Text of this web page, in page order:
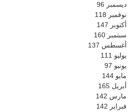
ديسمبر 96
نوفمبر 118
أكتوبر 147
سبتمبر 160
أغسطس 137
يوليو 111
يونيو 97
مايو 144
أبريل 165
مارس 142
فبراير 142